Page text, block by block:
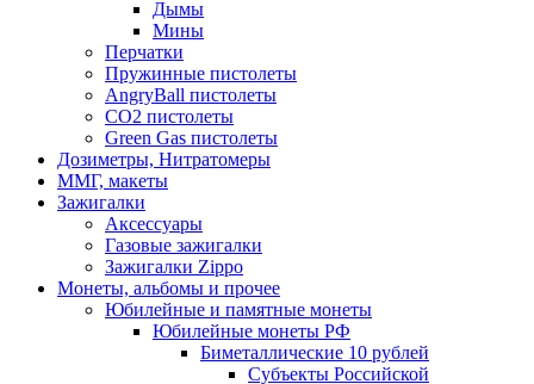
Дымы
Мины
Перчатки
Пружинные пистолеты
AngryBall пистолеты
CO2 пистолеты
Green Gas пистолеты
Дозиметры, Нитратомеры
ММГ, макеты
Зажигалки
Аксессуары
Газовые зажигалки
Зажигалки Zippo
Монеты, альбомы и прочее
Юбилейные и памятные монеты
Юбилейные монеты РФ
Биметаллические 10 рублей
Субъекты Российской